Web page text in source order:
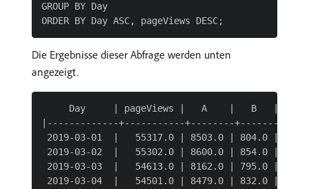
GROUP BY Day
Die Ergebnisse dieser Abfrage werden unten
angezeigt.
Day     | pageViews |   A    |   B   |
|-------------+-----------+--------+-------
2019-03-01  |   55317.0 | 8503.0 | 804.0 |
2019-03-02  |   55302.0 | 8600.0 | 854.0 |
2019-03-03  |   54613.0 | 8162.0 | 795.0 |
2019-03-04  |   54501.0 | 8479.0 | 832.0 |